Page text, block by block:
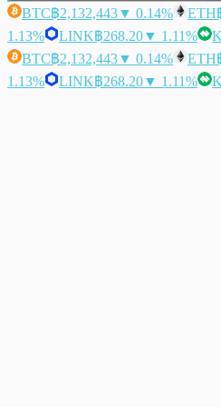
BTC฿2,132,443▼ 0.14% ETH
1.13%
LINK฿268.20▼ 1.11%
BTC฿2,132,443▼ 0.14% ETH
1.13%
LINK฿268.20▼ 1.11%